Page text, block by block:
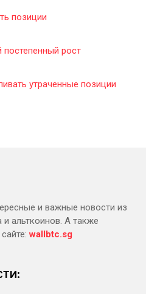
позиции
рост
утраченные позиции
и важные новости из
альткоинов. А также
wallbtc.sg